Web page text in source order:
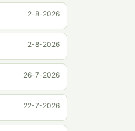
2-8-2026
2-8-2026
26-7-2026
22-7-2026